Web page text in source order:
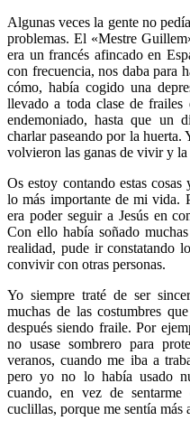
Algunas veces la gente no
problemas. El «Mestre
era un francés afincado en
con frecuencia, nos daba para
cómo, había cogido una
llevado a toda clase de frailes
endemoniado, hasta que un
charlar paseando por la
volvieron las ganas de vivir y
Os estoy contando estas
lo más importante de mi vida.
era poder seguir a Jesús en
Con ello había soñado
realidad, pude ir constatando
convivir con otras personas.
Yo siempre traté de ser
muchas de las costumbres
después siendo fraile. Por
no usase sombrero para
veranos, cuando me iba a
pero yo no lo había usado
cuando, en vez de
cuclillas, porque me sentía más